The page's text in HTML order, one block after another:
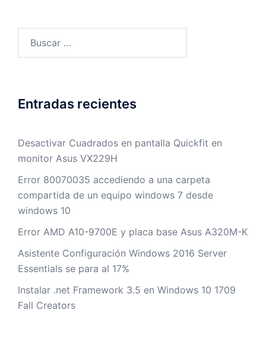
Entradas recientes
Desactivar Cuadrados en pantalla Quickfit en
monitor Asus VX229H
Error 80070035 accediendo a una carpeta
compartida de un equipo windows 7 desde
windows 10
Error AMD A10-9700E y placa base Asus A320M-K
Asistente Configuración Windows 2016 Server
Essentials se para al 17%
Instalar .net Framework 3.5 en Windows 10 1709
Fall Creators